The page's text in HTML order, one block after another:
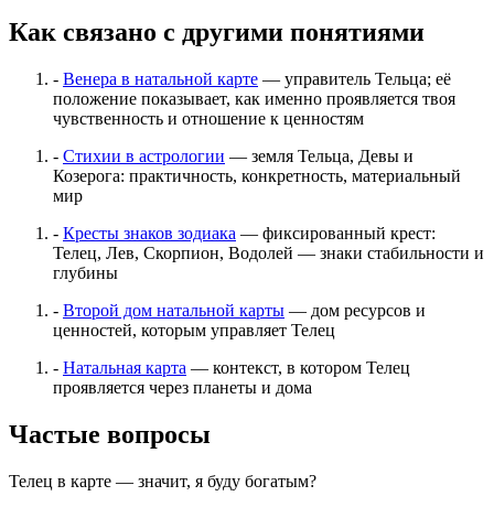
Как связано с другими понятиями
- Венера в натальной карте — управитель Тельца; её
положение показывает, как именно проявляется твоя
чувственность и отношение к ценностям
- Стихии в астрологии — земля Тельца, Девы и
Козерога: практичность, конкретность, материальный
мир
- Кресты знаков зодиака — фиксированный крест:
Телец, Лев, Скорпион, Водолей — знаки стабильности и
глубины
- Второй дом натальной карты — дом ресурсов и
ценностей, которым управляет Телец
- Натальная карта — контекст, в котором Телец
проявляется через планеты и дома
Частые вопросы
Телец в карте — значит, я буду богатым?